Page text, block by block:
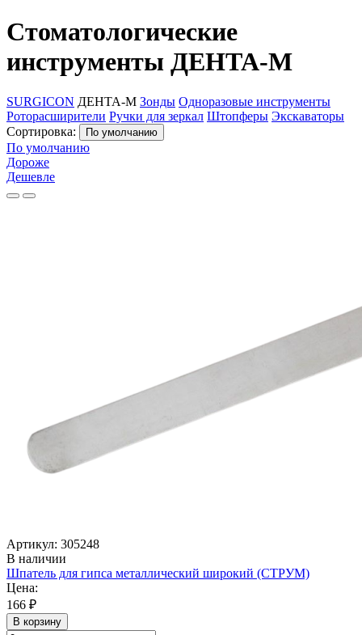
Стоматологические
инструменты ДЕНТА-М
SURGICON ДЕНТА-М Зонды Одноразовые инструменты
Роторасширители Ручки для зеркал Штопферы Экскаваторы
Сортировка:
По умолчанию
По умолчанию
Дороже
Дешевле
Артикул: 305248
В наличии
Шпатель для гипса металлический широкий (СТРУМ)
Цена:
166 ₽
В корзину